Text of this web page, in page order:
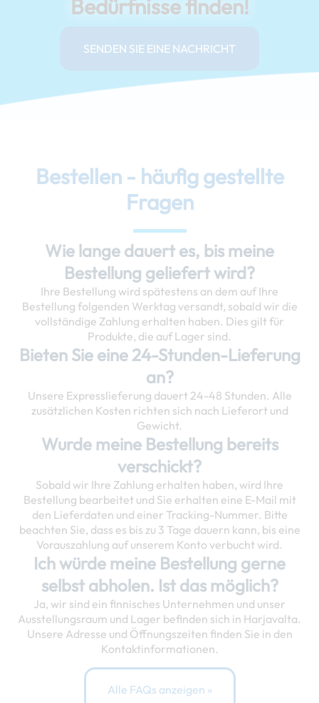
Bedürfnisse finden!
SENDEN SIE EINE NACHRICHT
Bestellen - häufig gestellte
Fragen
Wie lange dauert es, bis meine
Bestellung geliefert wird?
Ihre Bestellung wird spätestens an dem auf Ihre
Bestellung folgenden Werktag versandt, sobald wir die
vollständige Zahlung erhalten haben. Dies gilt für
Produkte, die auf Lager sind.
Bieten Sie eine 24-Stunden-Lieferung
an?
Unsere Expresslieferung dauert 24-48 Stunden. Alle
zusätzlichen Kosten richten sich nach Lieferort und
Gewicht.
Wurde meine Bestellung bereits
verschickt?
Sobald wir Ihre Zahlung erhalten haben, wird Ihre
Bestellung bearbeitet und Sie erhalten eine E-Mail mit
den Lieferdaten und einer Tracking-Nummer. Bitte
beachten Sie, dass es bis zu 3 Tage dauern kann, bis eine
Vorauszahlung auf unserem Konto verbucht wird.
Ich würde meine Bestellung gerne
selbst abholen. Ist das möglich?
Ja, wir sind ein finnisches Unternehmen und unser
Ausstellungsraum und Lager befinden sich in Harjavalta.
Unsere Adresse und Öffnungszeiten finden Sie in den
Kontaktinformationen.
Alle FAQs anzeigen »